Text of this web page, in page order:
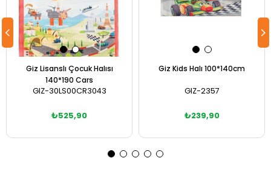
Giz Lisanslı Çocuk Halısı
140*190 Cars
GIZ-30LS00CR3043
₺525,90
Giz Kids Halı 100*140cm
GIZ-2357
₺239,90